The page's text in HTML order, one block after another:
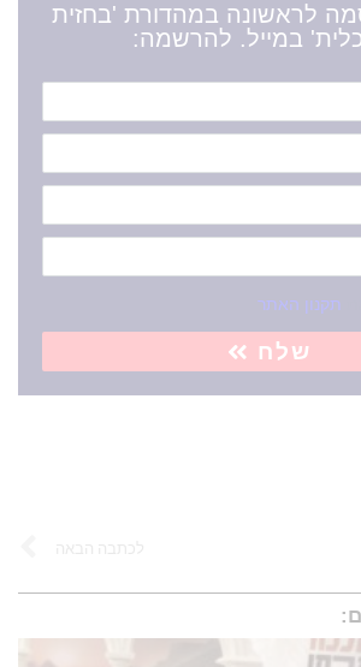
לראשונה במהדורת 'בחזית
במייל. להרשמה:
תקנון האתר
שלח